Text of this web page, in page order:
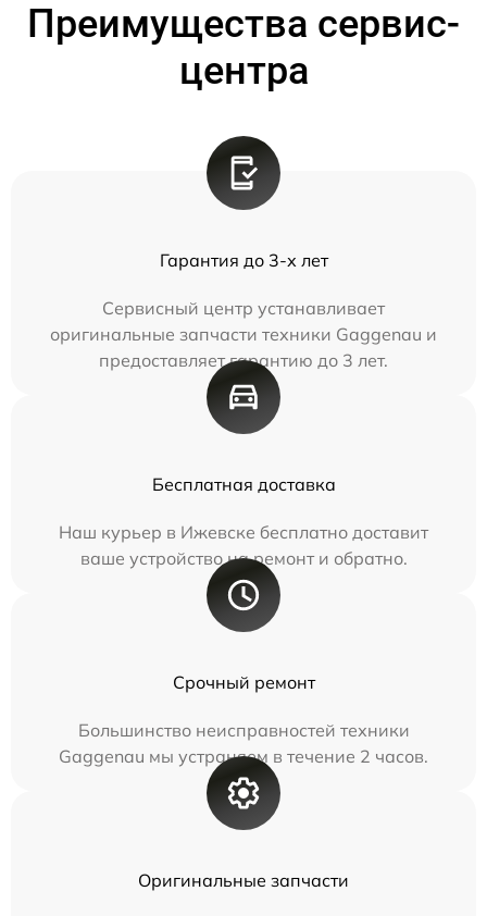
Преимущества сервис-
центра
Гарантия до 3-х лет
Сервисный центр устанавливает
оригинальные запчасти техники Gaggenau и
предоставляет гарантию до 3 лет.
Бесплатная доставка
Наш курьер в Ижевске бесплатно доставит
ваше устройство на ремонт и обратно.
Срочный ремонт
Большинство неисправностей техники
Gaggenau мы устраняем в течение 2 часов.
Оригинальные запчасти